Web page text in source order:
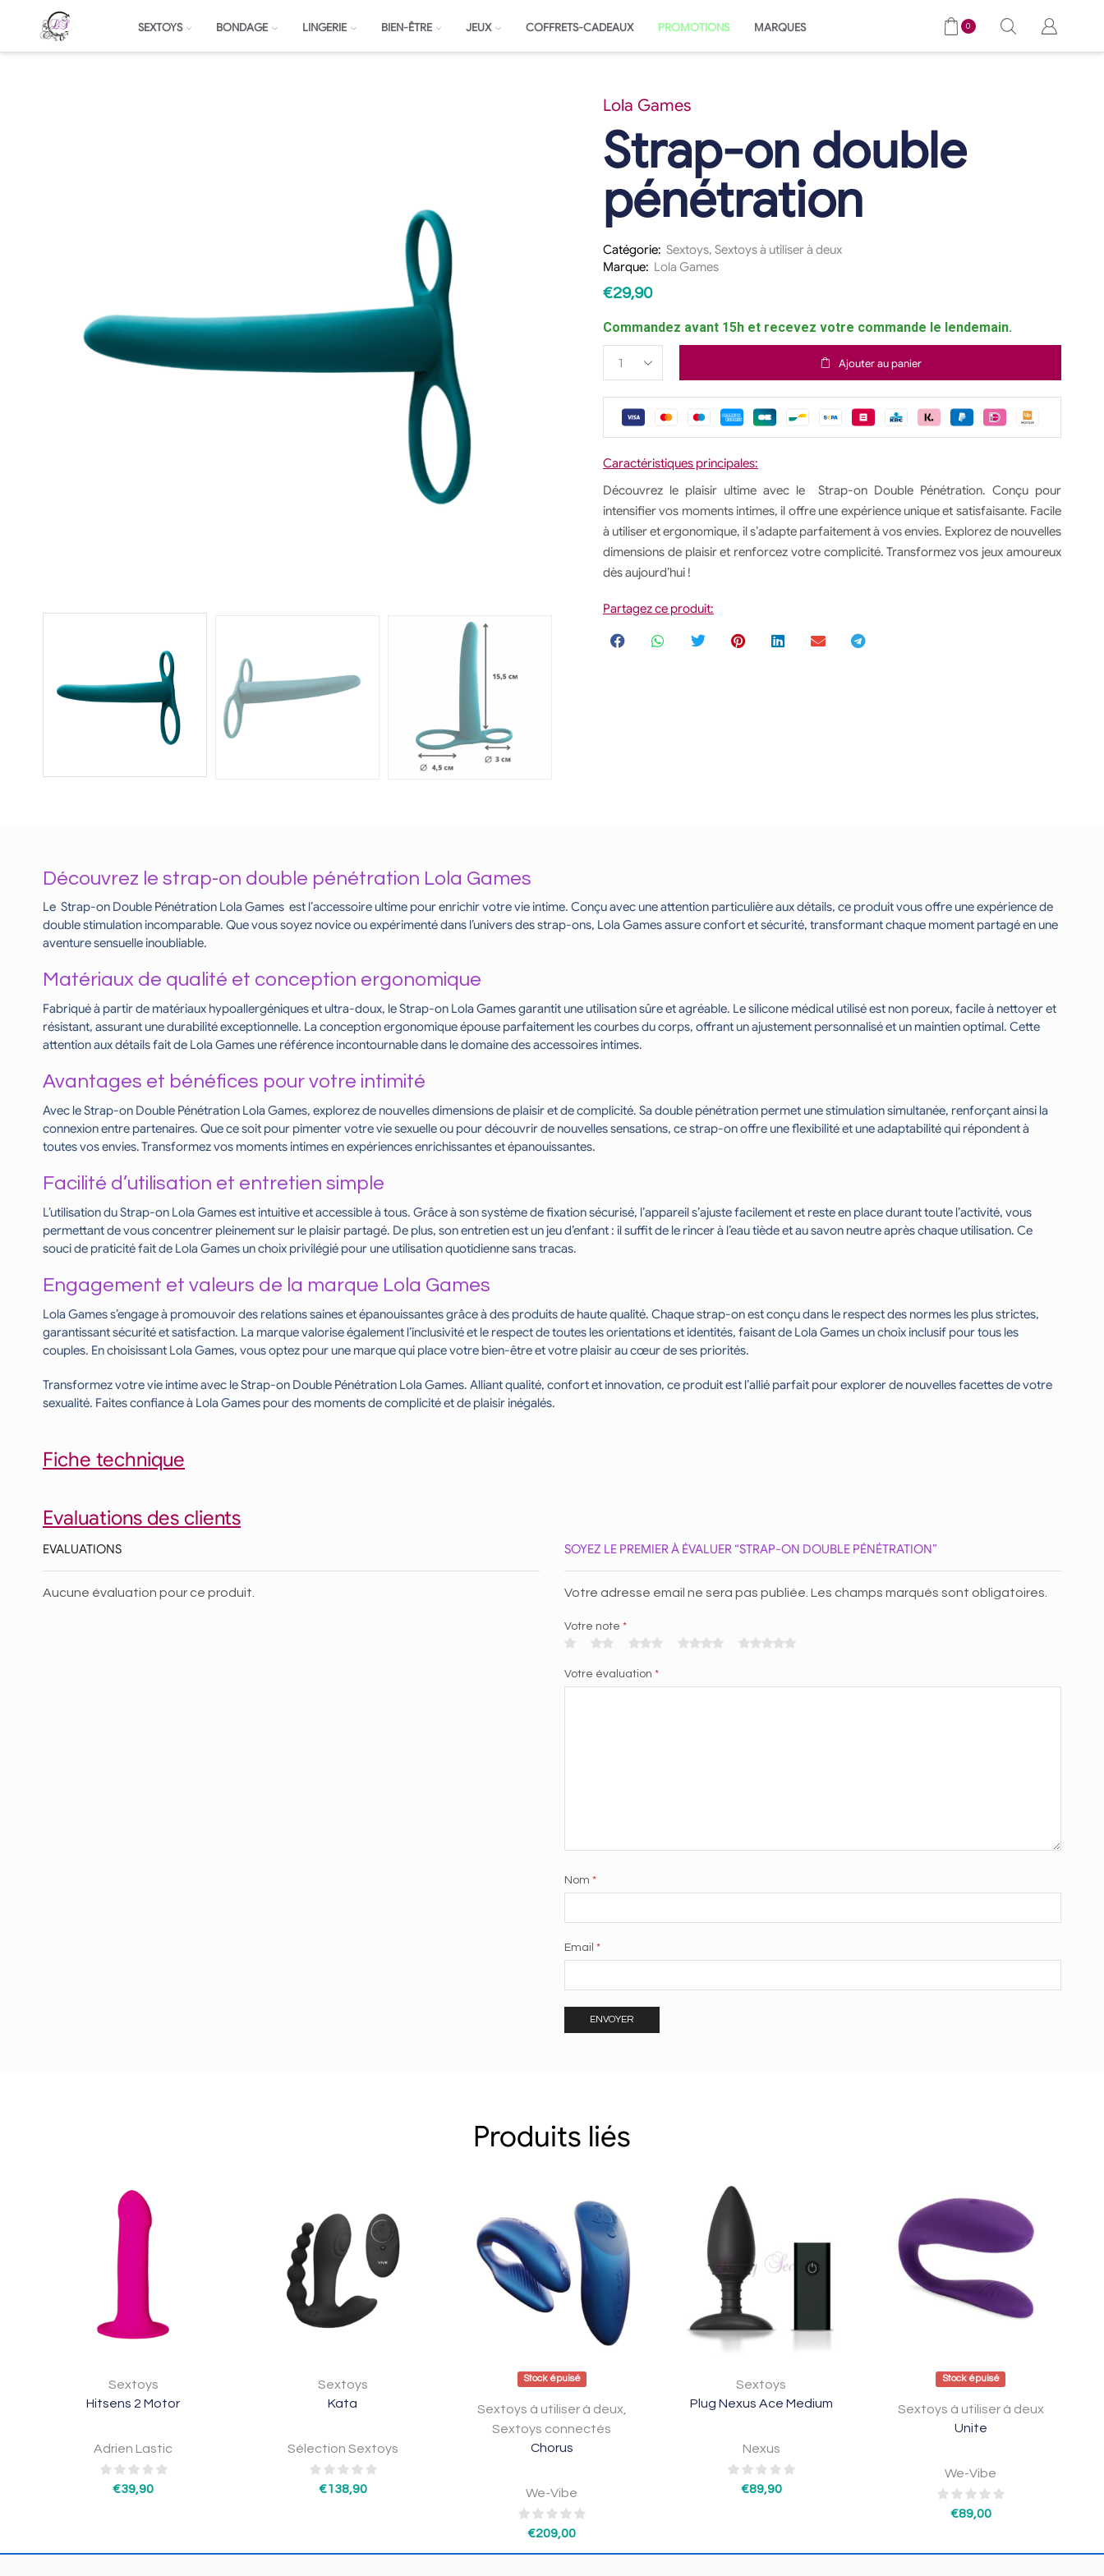
SEXTOYS BONDAGE LINGERIE BIEN-ÊTRE JEUX COFFRETS-CADEAUX PROMOTIONS MARQUES 0
Lola Games
Strap-on double
pénétration
Catégorie: Sextoys, Sextoys à utiliser à deux
Marque: Lola Games
€29,90
Commandez avant 15h et recevez votre commande le lendemain.
Ajouter au panier
Caractéristiques principales:
Découvrez le plaisir ultime avec le Strap-on Double Pénétration. Conçu pour
intensifier vos moments intimes, il offre une expérience unique et satisfaisante. Facile
à utiliser et ergonomique, il s’adapte parfaitement à vos envies. Explorez de nouvelles
dimensions de plaisir et renforcez votre complicité. Transformez vos jeux amoureux
dès aujourd’hui !
Partagez ce produit:
Découvrez le strap-on double pénétration Lola Games
Le Strap-on Double Pénétration Lola Games est l’accessoire ultime pour enrichir votre vie intime. Conçu avec une attention particulière aux détails, ce produit vous offre une expérience de
double stimulation incomparable. Que vous soyez novice ou expérimenté dans l’univers des strap-ons, Lola Games assure confort et sécurité, transformant chaque moment partagé en une
aventure sensuelle inoubliable.
Matériaux de qualité et conception ergonomique
Fabriqué à partir de matériaux hypoallergéniques et ultra-doux, le Strap-on Lola Games garantit une utilisation sûre et agréable. Le silicone médical utilisé est non poreux, facile à nettoyer et
résistant, assurant une durabilité exceptionnelle. La conception ergonomique épouse parfaitement les courbes du corps, offrant un ajustement personnalisé et un maintien optimal. Cette
attention aux détails fait de Lola Games une référence incontournable dans le domaine des accessoires intimes.
Avantages et bénéfices pour votre intimité
Avec le Strap-on Double Pénétration Lola Games, explorez de nouvelles dimensions de plaisir et de complicité. Sa double pénétration permet une stimulation simultanée, renforçant ainsi la
connexion entre partenaires. Que ce soit pour pimenter votre vie sexuelle ou pour découvrir de nouvelles sensations, ce strap-on offre une flexibilité et une adaptabilité qui répondent à
toutes vos envies. Transformez vos moments intimes en expériences enrichissantes et épanouissantes.
Facilité d’utilisation et entretien simple
L’utilisation du Strap-on Lola Games est intuitive et accessible à tous. Grâce à son système de fixation sécurisé, l’appareil s’ajuste facilement et reste en place durant toute l’activité, vous
permettant de vous concentrer pleinement sur le plaisir partagé. De plus, son entretien est un jeu d’enfant : il suffit de le rincer à l’eau tiède et au savon neutre après chaque utilisation. Ce
souci de praticité fait de Lola Games un choix privilégié pour une utilisation quotidienne sans tracas.
Engagement et valeurs de la marque Lola Games
Lola Games s’engage à promouvoir des relations saines et épanouissantes grâce à des produits de haute qualité. Chaque strap-on est conçu dans le respect des normes les plus strictes,
garantissant sécurité et satisfaction. La marque valorise également l’inclusivité et le respect de toutes les orientations et identités, faisant de Lola Games un choix inclusif pour tous les
couples. En choisissant Lola Games, vous optez pour une marque qui place votre bien-être et votre plaisir au cœur de ses priorités.
Transformez votre vie intime avec le Strap-on Double Pénétration Lola Games. Alliant qualité, confort et innovation, ce produit est l’allié parfait pour explorer de nouvelles facettes de votre
sexualité. Faites confiance à Lola Games pour des moments de complicité et de plaisir inégalés.
Fiche technique
Evaluations des clients
EVALUATIONS
Aucune évaluation pour ce produit.
SOYEZ LE PREMIER À ÉVALUER “STRAP-ON DOUBLE PÉNÉTRATION”
Votre adresse email ne sera pas publiée. Les champs marqués sont obligatoires.
Votre note *
Votre évaluation *
Nom *
Email *
Produits liés
Sextoys
Hitsens 2 Motor
Adrien Lastic
€39,90
Sextoys
Kata
Sélection Sextoys
€138,90
Stock épuisé
Sextoys à utiliser à deux,
Sextoys connectés
Chorus
We-Vibe
€209,00
Sextoys
Plug Nexus Ace Medium
Nexus
€89,90
Stock épuisé
Sextoys à utiliser à deux
Unite
We-Vibe
€89,00